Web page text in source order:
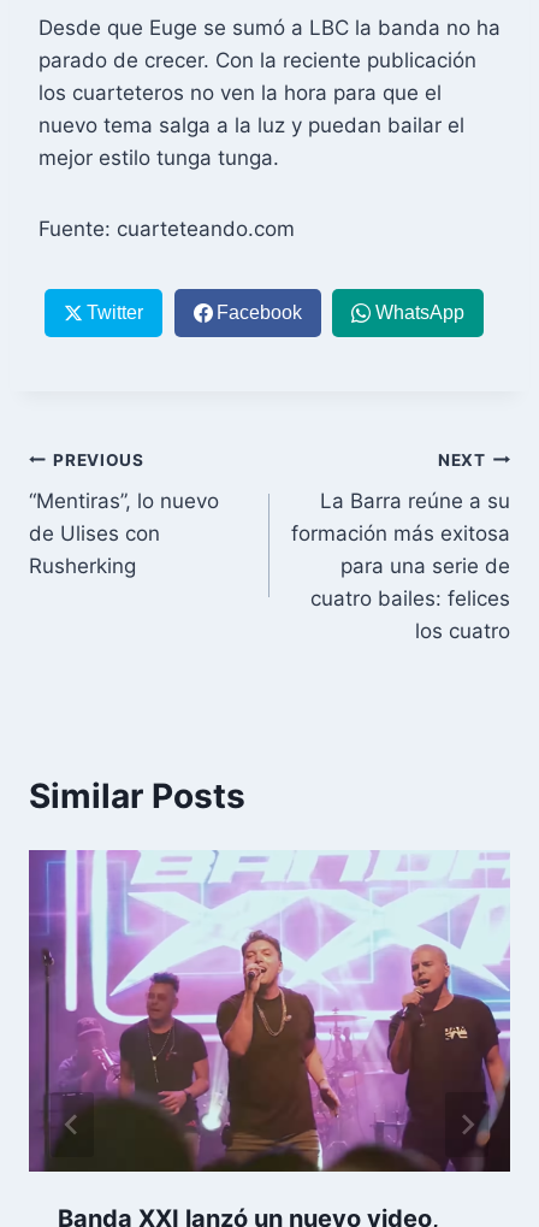
Desde que Euge se sumó a LBC la banda no ha
parado de crecer. Con la reciente publicación
los cuarteteros no ven la hora para que el
nuevo tema salga a la luz y puedan bailar el
mejor estilo tunga tunga.
Fuente: cuarteteando.com
Twitter Facebook WhatsApp
Post
navigation
PREVIOUS
“Mentiras”, lo nuevo
de Ulises con
Rusherking
NEXT
La Barra reúne a su
formación más exitosa
para una serie de
cuatro bailes: felices
los cuatro
Similar Posts
Banda XXI lanzó un nuevo video,